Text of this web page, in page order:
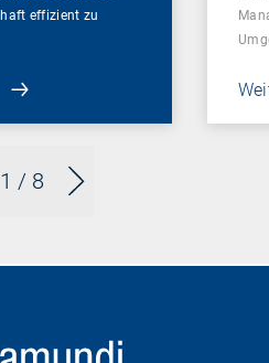
1 / 8
effizient zu